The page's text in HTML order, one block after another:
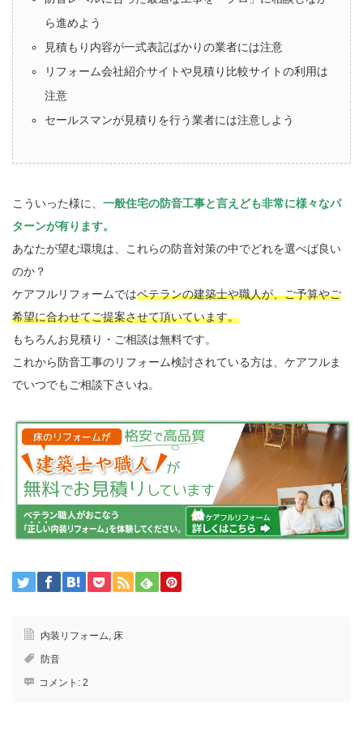
ら進めよう
見積もり内容が一式表記ばかりの業者には注意
リフォーム会社紹介サイトや見積り比較サイトの利用は
注意
セールスマンが見積りを行う業者には注意しよう
こういった様に、 一般住宅の防音工事と言えども非常に様々なパ
ターンが有ります。
あなたが望む環境は、これらの防音対策の中でどれを選べば良い
のか？
ケアフルリフォームではベテランの建築士や職人が、ご予算やご
希望に合わせてご提案させて頂いています。
もちろんお見積り・ご相談は無料です。
これから防音工事のリフォーム検討されている方は、ケアフルま
でいつでもご相談下さいね。
内装リフォーム, 床
防音
コメント: 2